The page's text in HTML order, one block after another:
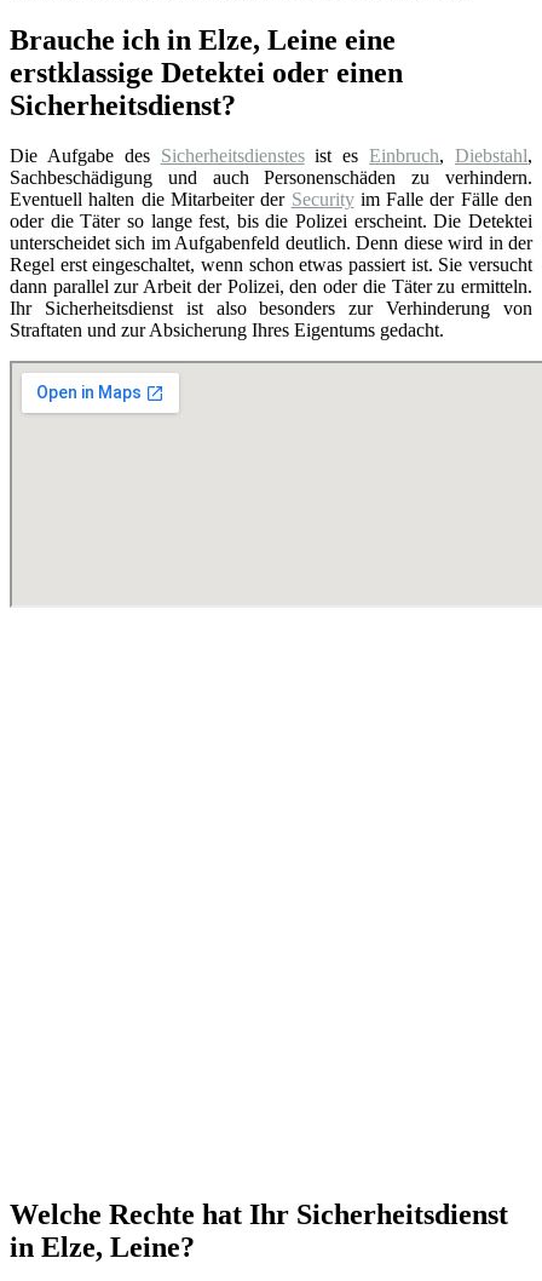
Brauche ich in Elze, Leine eine
erstklassige Detektei oder einen
Sicherheitsdienst?
Die Aufgabe des Sicherheitsdienstesist esEinbruch,Diebstahl,
Sachbeschädigung und auch Personenschäden zu verhindern.
Eventuell halten die Mitarbeiter der Securityim Falle der Fälle den
oder die Täter so lange fest, bis die Polizei erscheint. Die Detektei
unterscheidet sich im Aufgabenfeld deutlich. Denn diese wird in der
Regel erst eingeschaltet, wenn schon etwas passiert ist. Sie versucht
dann parallel zur Arbeit der Polizei, den oder die Täter zu ermitteln.
Ihr Sicherheitsdienst ist also besonders zur Verhinderung von
Straftaten und zur Absicherung Ihres Eigentums gedacht.
Welche Rechte hat Ihr Sicherheitsdienst
in Elze, Leine?